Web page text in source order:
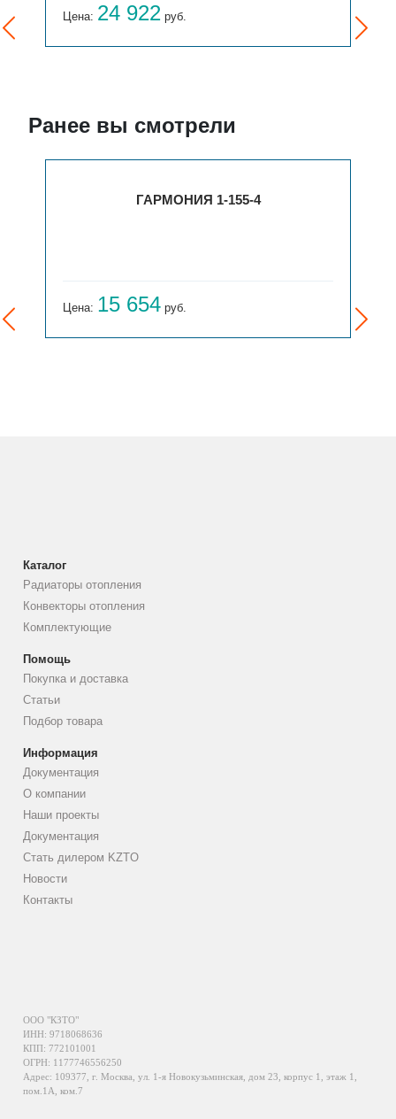
Цена: 24 922 руб.
Ранее вы смотрели
ГАРМОНИЯ 1-155-4
Цена: 15 654 руб.
Каталог
Радиаторы отопления
Конвекторы отопления
Комплектующие
Помощь
Покупка и доставка
Статьи
Подбор товара
Информация
Документация
О компании
Наши проекты
Документация
Стать дилером KZTO
Новости
Контакты
ООО "КЗТО"
ИНН: 9718068636
КПП: 772101001
ОГРН: 1177746556250
Адрес: 109377, г. Москва, ул. 1-я Новокузьминская, дом 23, корпус 1, этаж 1,
пом.1А, ком.7